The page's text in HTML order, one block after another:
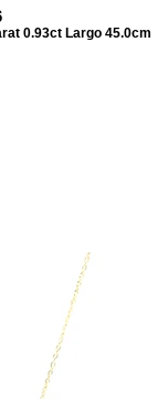
0.93ct Largo 45.0cm